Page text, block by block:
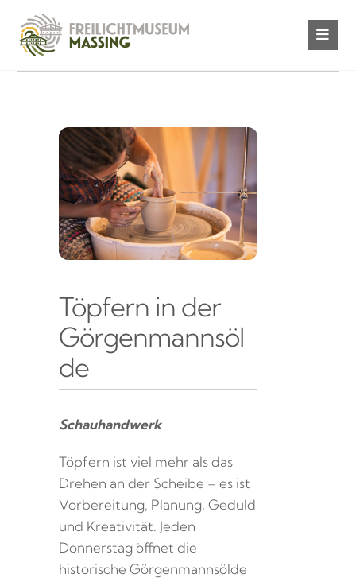
Töpfern in der
Görgenmannsöl
de
Schauhandwerk
Töpfern ist viel mehr als das
Drehen an der Scheibe – es ist
Vorbereitung, Planung, Geduld
und Kreativität. Jeden
Donnerstag öffnet die
historische Görgenmannsölde